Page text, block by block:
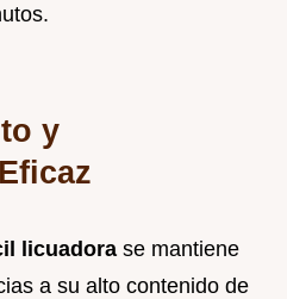
y
licuadora se mantiene
a su alto contenido de